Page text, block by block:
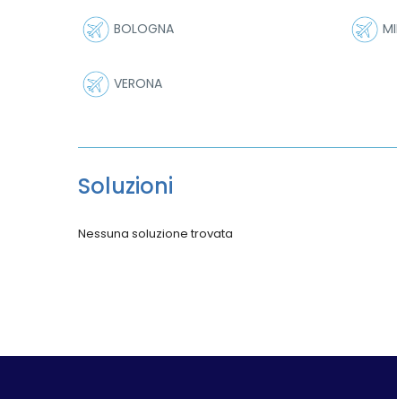
BOLOGNA
VERONA
Soluzioni
Nessuna soluzione trovata